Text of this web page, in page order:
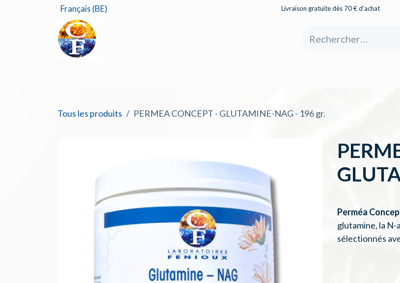
Se rendre au contenu
Français (BE) Livraison gratuite dès 70 € d’achat
Tous les produits PERMEA CONCEPT - GLUTAMINE-NAG - 196 gr.
Perméa
glutamine, la
sélectionnés